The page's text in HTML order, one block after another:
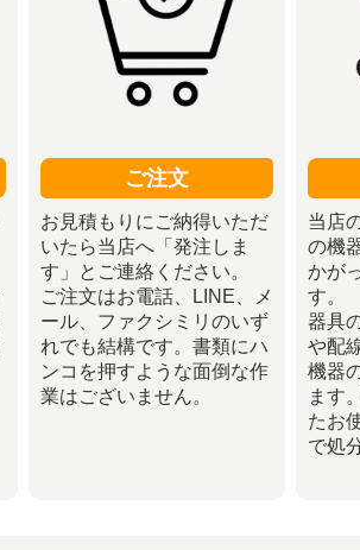
ご注文
お見積もりにご納得いただ
いたら当店へ「発注しま
す」とご連絡ください。
ご注文はお電話、LINE、メ
ール、ファクシミリのいず
れでも結構です。書類にハ
ンコを押すような面倒な作
業はございません。
当店
の機
かが
す。
器具
や配
機器
ます
たお
で処